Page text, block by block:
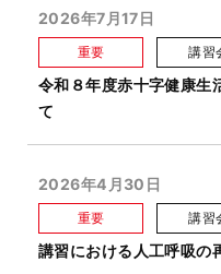
2026年7月17日
重要 講習
令和８年度赤十字健康生
て
2026年4月30日
重要 講習
講習における人工呼吸の